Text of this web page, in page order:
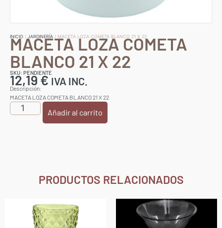
INICIO / JARDINERÍA / MACETA LOZA COMETA BLANCO 21 X 22
MACETA LOZA COMETA
BLANCO 21 X 22
SKU: PENDIENTE
12,19€ IVA INC.
Descripción:
MACETA LOZA COMETA BLANCO 21 X 22
Añadir al carrito
PRODUCTOS RELACIONADOS